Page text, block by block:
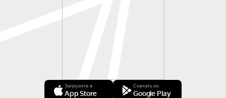
Загрузите в
App Store
Скачать из
Google Play